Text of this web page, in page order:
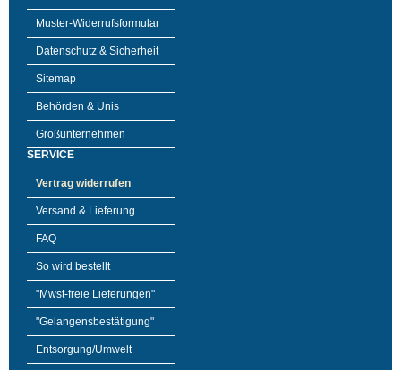
Muster-Widerrufsformular
Datenschutz & Sicherheit
Sitemap
Behörden & Unis
Großunternehmen
SERVICE
Vertrag widerrufen
Versand & Lieferung
FAQ
So wird bestellt
"Mwst-freie Lieferungen"
"Gelangensbestätigung"
Entsorgung/Umwelt